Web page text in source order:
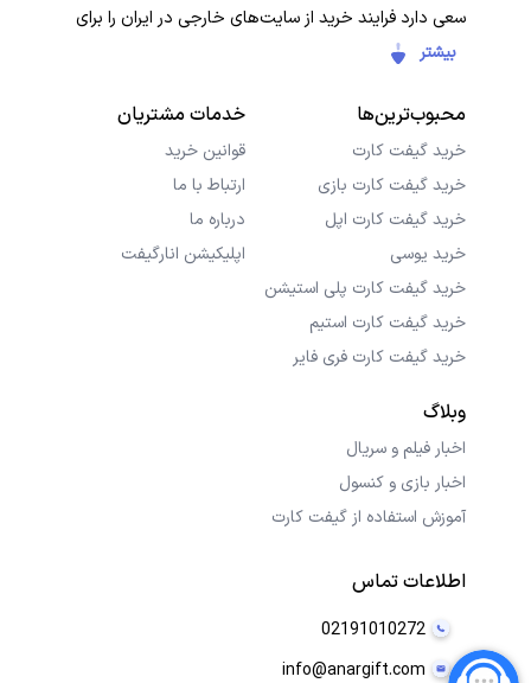
سعی دارد فرایند خرید از سایت‌های خارجی در ایران را برای
کاربران ایرانی ساده‌تر کند. هدف ما ارائه تجربه‌ای سریع، امن و
کاربران با خیال راحت خرید کنند و در کمترین زمان دریافت
کنند.
بیشتر
محبوب‌ترین‌ها
خرید گیفت کارت
خرید گیفت کارت بازی
خرید گیفت کارت اپل
خرید یوسی
خرید گیفت کارت پلی استیشن
خرید گیفت کارت استیم
خرید گیفت کارت فری فایر
خدمات مشتریان
قوانین خرید
ارتباط با ما
درباره ما
اپلیکیشن انارگیفت
وبلاگ
اخبار فیلم و سریال
اخبار بازی و کنسول
آموزش استفاده از گیفت کارت
اطلاعات تماس
02191010272
info@anargift.com